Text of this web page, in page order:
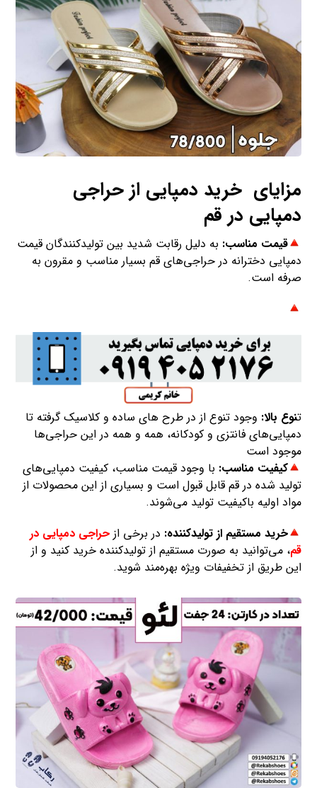
مزایای خرید دمپایی از حراجی‌
دمپایی در قم
قیمت مناسب: به دلیل رقابت شدید بین تولیدکنندگان قیمت
دمپایی دخترانه در حراجی‌های قم بسیار مناسب و مقرون به
صرفه است.
تنوع بالا: وجود تنوع از در طرح های ساده و کلاسیک گرفته تا
دمپایی‌های فانتزی و کودکانه، همه و همه در این حراجی‌ها
موجود است
کیفیت مناسب: با وجود قیمت مناسب، کیفیت دمپایی‌های
تولید شده در قم قابل قبول است و بسیاری از این محصولات از
مواد اولیه باکیفیت تولید می‌شوند.
خرید مستقیم از تولیدکننده: در برخی از حراجی‌ دمپایی در
قم، می‌توانید به صورت مستقیم از تولیدکننده خرید کنید و از
این طریق از تخفیفات ویژه بهره‌مند شوید.